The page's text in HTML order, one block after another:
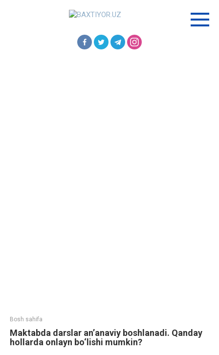
Bosh sahifa
Maktabda darslar an’anaviy boshlanadi. Qanday
hollarda onlayn bo‘lishi mumkin?